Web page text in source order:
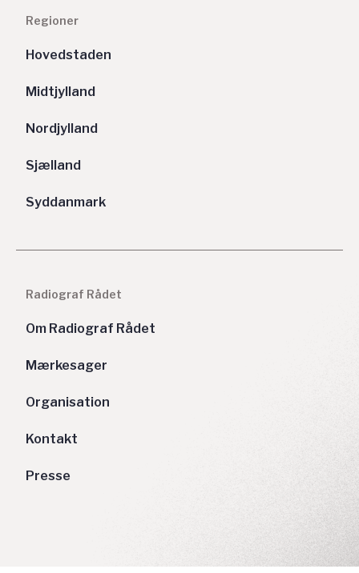
Regioner
Hovedstaden
Midtjylland
Nordjylland
Sjælland
Syddanmark
Radiograf Rådet
Om Radiograf Rådet
Mærkesager
Organisation
Kontakt
Presse